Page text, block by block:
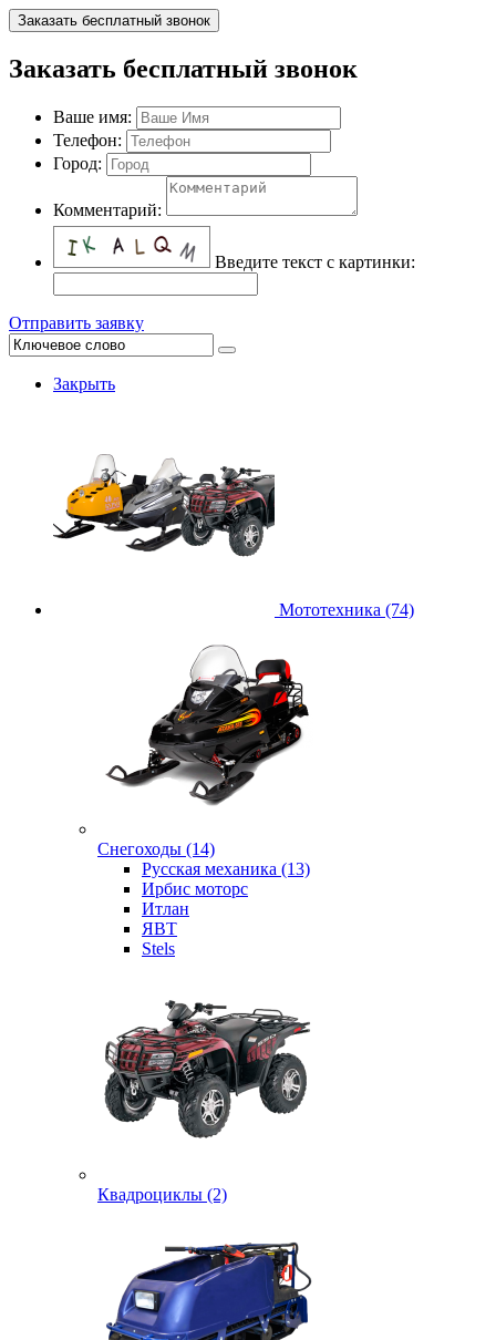
Заказать бесплатный звонок
Заказать бесплатный звонок
Ваше имя:
Телефон:
Город:
Комментарий:
Введите текст с картинки:
Отправить заявку
Закрыть
Мототехника (74)
Снегоходы (14)
Русская механика (13)
Ирбис моторс
Итлан
ЯВТ
Stels
Квадроциклы (2)